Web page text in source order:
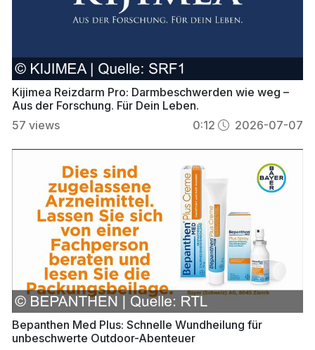
Kijimea Reizdarm Pro: Darmbeschwerden wie weg –
Aus der Forschung. Für Dein Leben.
57 views 0:12 2026-07-07
Bepanthen Med Plus: Schnelle Wundheilung für
unbeschwerte Outdoor-Abenteuer